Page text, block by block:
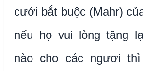
cưới bắt buộc (Mahr)
nếu họ vui lòng tặng
nào cho các ngươi